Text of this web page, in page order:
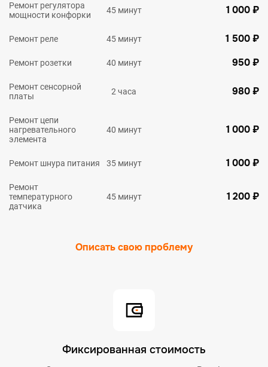
Ремонт регулятора
мощности конфорки
45 минут 1 000 ₽
Ремонт реле 45 минут 1 500 ₽
Ремонт розетки 40 минут 950 ₽
Ремонт сенсорной
платы
2 часа 980 ₽
Ремонт цепи
нагревательного
элемента
40 минут 1 000 ₽
Ремонт шнура питания 35 минут 1 000 ₽
Ремонт
температурного
датчика
45 минут 1 200 ₽
Описать свою проблему
Фиксированная стоимость